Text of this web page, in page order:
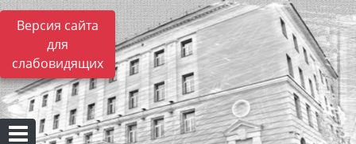
Версия сайта
для
слабовидящих